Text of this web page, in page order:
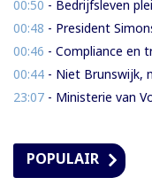
00:50 - Bedrijfsleven pleit voor
00:48 - President Simons kondigt
00:46 - Compliance en
00:44 - Niet Brunswijk,
23:07 - Ministerie van Volksgezondheid
POPULAIR